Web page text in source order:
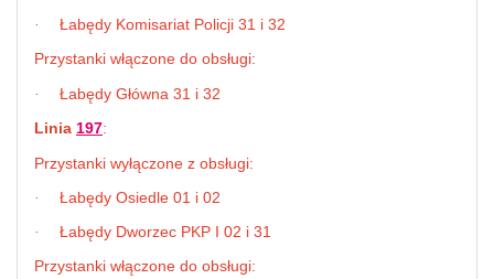
·
Łabędy Komisariat Policji 31 i 32
Przystanki włączone do obsługi:
·
Łabędy Główna 31 i 32
Linia 197:
Przystanki wyłączone z obsługi:
· Łabędy Osiedle 01 i 02
·
Łabędy Dworzec PKP I 02 i 31
Przystanki włączone do obsługi: